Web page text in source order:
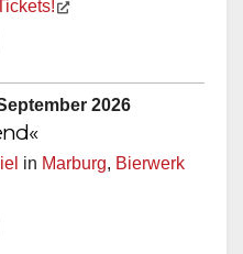
Tickets!
2026
in Marburg, Bierwerk